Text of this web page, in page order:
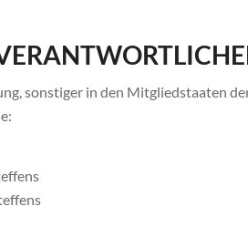
sonstiger in den Mitgliedstaaten